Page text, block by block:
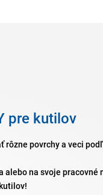
pre kutilov
rôzne povrchy a veci
alebo na svoje pracovné